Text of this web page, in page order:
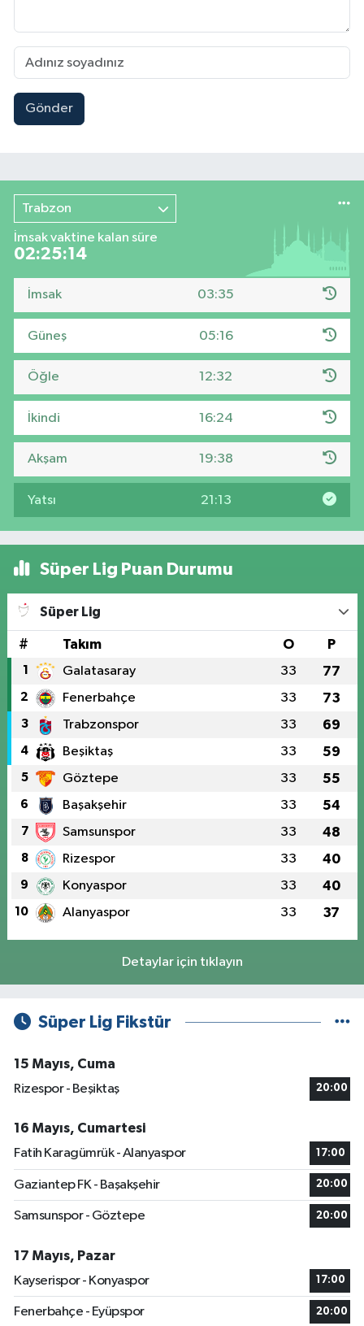
Gönder
Trabzon
İmsak vaktine kalan süre
02:25:13
İmsak 03:35
Güneş 05:16
Öğle 12:32
İkindi 16:24
Akşam 19:38
Yatsı 21:13
Süper Lig Puan Durumu
Süper Lig
# Takım O P
1 Galatasaray 33 77
2 Fenerbahçe 33 73
3 Trabzonspor 33 69
4 Beşiktaş 33 59
5 Göztepe 33 55
6 Başakşehir 33 54
7 Samsunspor 33 48
8 Rizespor 33 40
9 Konyaspor 33 40
10 Alanyaspor 33 37
Detaylar için tıklayın
Süper Lig Fikstür
15 Mayıs, Cuma
Rizespor - Beşiktaş
20:00
16 Mayıs, Cumartesi
Fatih Karagümrük - Alanyaspor
17:00
Gaziantep FK - Başakşehir 20:00
Samsunspor - Göztepe 20:00
17 Mayıs, Pazar
Kayserispor - Konyaspor
17:00
Fenerbahçe - Eyüpspor 20:00